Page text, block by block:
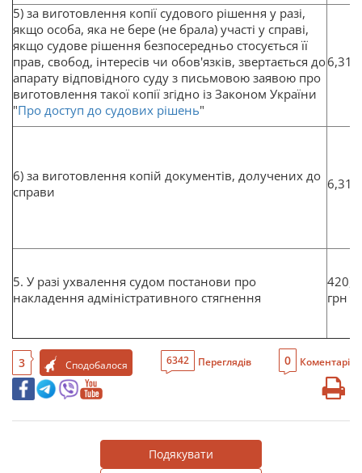
5) за виготовлення копії судового рішення у разі,
якщо особа, яка не бере (не брала) участі у справі,
якщо судове рішення безпосередньо стосується її
прав, свобод, інтересів чи обов'язків, звертається до
апарату відповідного суду з письмовою заявою про
виготовлення такої копії згідно із Законом України
"Про доступ до судових рішень"
6,31
6) за виготовлення копій документів, долучених до
справи
6,31
5. У разі ухвалення судом постанови про
накладення адміністративного стягнення
грн
3 Сподобалося 6342 Переглядів 0 Коментарі
Подякувати